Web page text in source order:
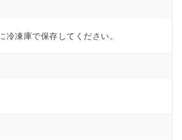
凍庫で保存してください。